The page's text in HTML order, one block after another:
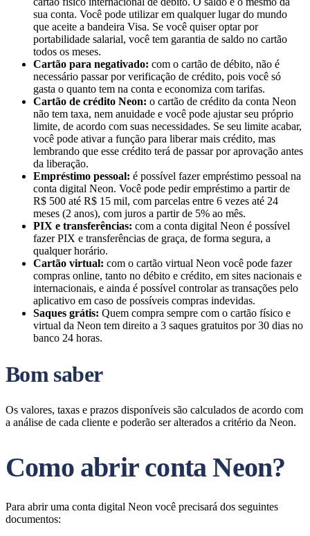
sua conta. Você pode utilizar em qualquer lugar do mundo
que aceite a bandeira Visa. Se você quiser optar por
portabilidade salarial, você tem garantia de saldo no cartão
todos os meses.
Cartão para negativado: com o cartão de débito, não é
necessário passar por verificação de crédito, pois você só
gasta o quanto tem na conta e economiza com tarifas.
Cartão de crédito Neon: o cartão de crédito da conta Neon
não tem taxa, nem anuidade e você pode ajustar seu próprio
limite, de acordo com suas necessidades. Se seu limite acabar,
você pode ativar a função para liberar mais crédito, mas
lembrando que esse crédito terá de passar por aprovação antes
da liberação.
Empréstimo pessoal: é possível fazer empréstimo pessoal na
conta digital Neon. Você pode pedir empréstimo a partir de
R$ 500 até R$ 15 mil, com parcelas entre 6 vezes até 24
meses (2 anos), com juros a partir de 5% ao mês.
PIX e transferências: com a conta digital Neon é possível
fazer PIX e transferências de graça, de forma segura, a
qualquer horário.
Cartão virtual: com o cartão virtual Neon você pode fazer
compras online, tanto no débito e crédito, em sites nacionais e
internacionais, e ainda é possível controlar as transações pelo
aplicativo em caso de possíveis compras indevidas.
Saques grátis: Quem compra sempre com o cartão físico e
virtual da Neon tem direito a 3 saques gratuitos por 30 dias no
banco 24 horas.
Bom saber
Os valores, taxas e prazos disponíveis são calculados de acordo com
a análise de cada cliente e poderão ser alterados a critério da Neon.
Como abrir conta Neon?
Para abrir uma conta digital Neon você precisará dos seguintes
documentos: